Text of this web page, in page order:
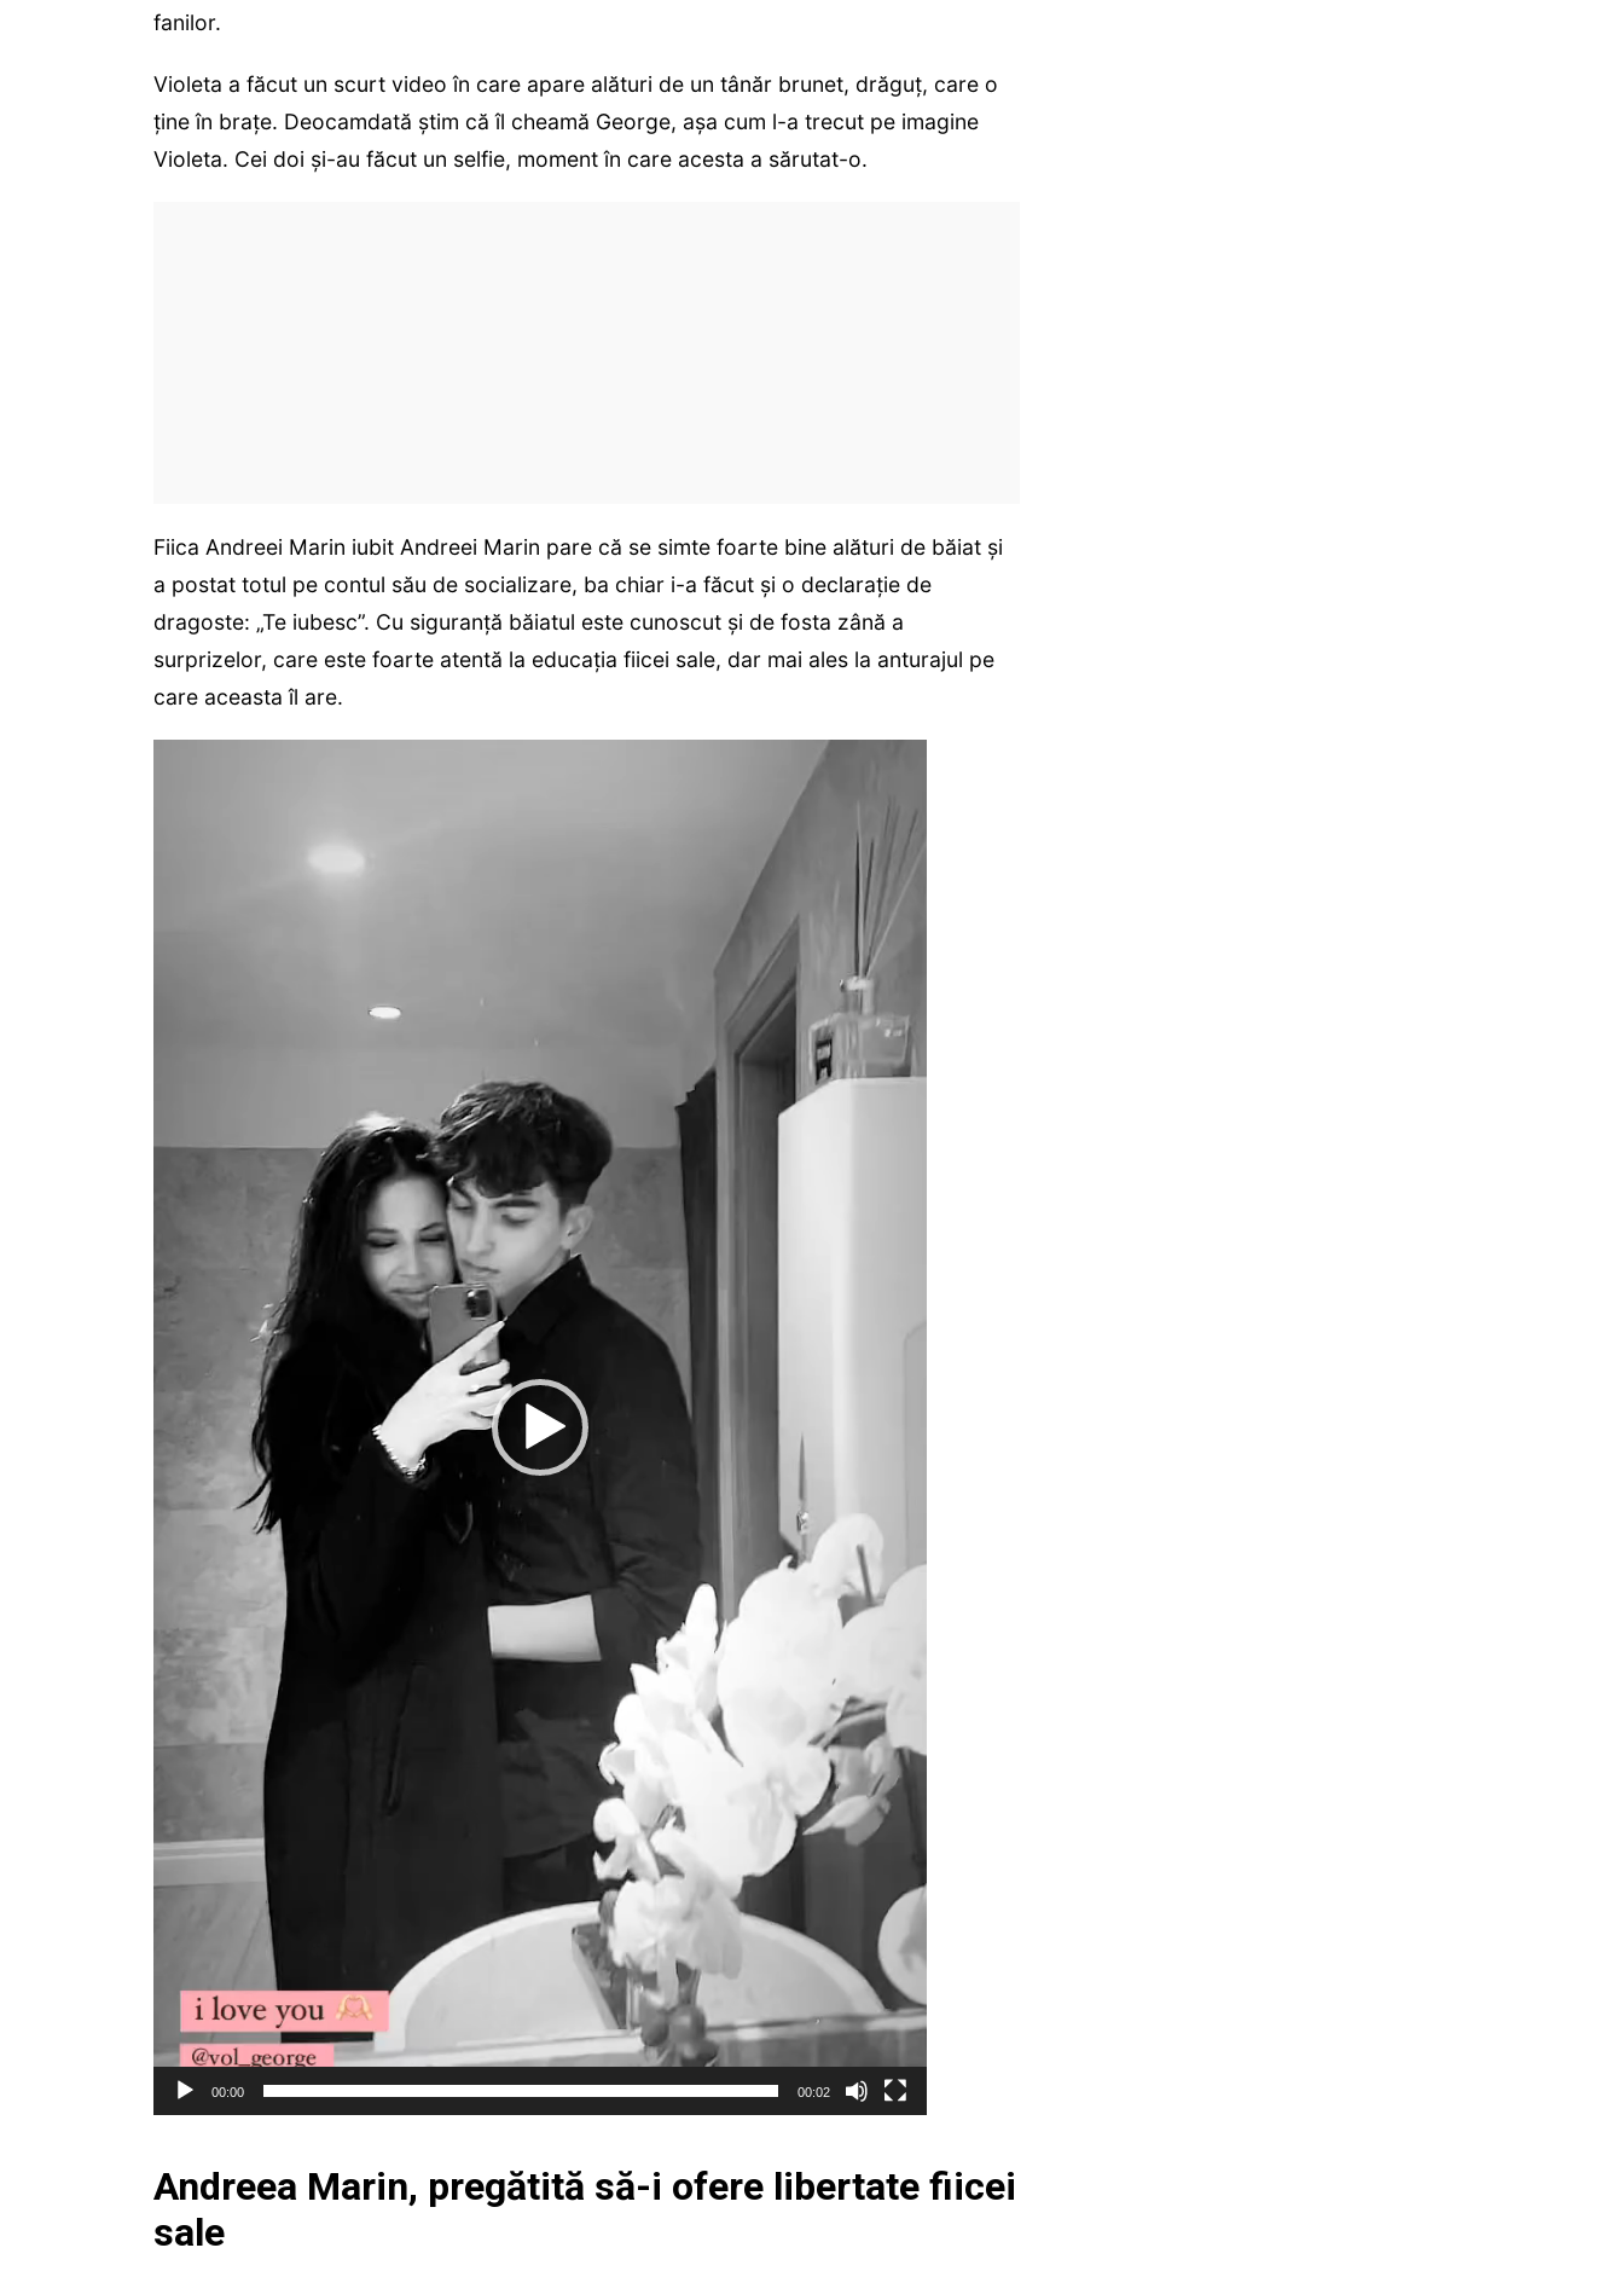
fanilor.
Violeta a făcut un scurt video în care apare alături de un tânăr brunet, drăguț, care o
ține în brațe. Deocamdată știm că îl cheamă George, așa cum l-a trecut pe imagine
Violeta. Cei doi și-au făcut un selfie, moment în care acesta a sărutat-o.
Fiica Andreei Marin iubit Andreei Marin pare că se simte foarte bine alături de băiat și
a postat totul pe contul său de socializare, ba chiar i-a făcut și o declarație de
dragoste: „Te iubesc”. Cu siguranță băiatul este cunoscut și de fosta zână a
surprizelor, care este foarte atentă la educația fiicei sale, dar mai ales la anturajul pe
care aceasta îl are.
00:00 00:02
Andreea Marin, pregătită să-i ofere libertate fiicei
sale